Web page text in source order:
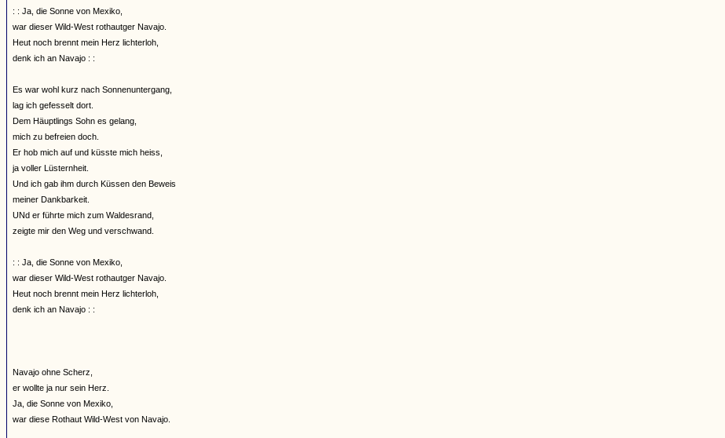
: : Ja, die Sonne von Mexiko,
war dieser Wild-West rothautger Navajo.
Heut noch brennt mein Herz lichterloh,
denk ich an Navajo : :
Es war wohl kurz nach Sonnenuntergang,
lag ich gefesselt dort.
Dem Häuptlings Sohn es gelang,
mich zu befreien doch.
Er hob mich auf und küsste mich heiss,
ja voller Lüsternheit.
Und ich gab ihm durch Küssen den Beweis
meiner Dankbarkeit.
UNd er führte mich zum Waldesrand,
zeigte mir den Weg und verschwand.
: : Ja, die Sonne von Mexiko,
war dieser Wild-West rothautger Navajo.
Heut noch brennt mein Herz lichterloh,
denk ich an Navajo : :
Navajo ohne Scherz,
er wollte ja nur sein Herz.
Ja, die Sonne von Mexiko,
war diese Rothaut Wild-West von Navajo.